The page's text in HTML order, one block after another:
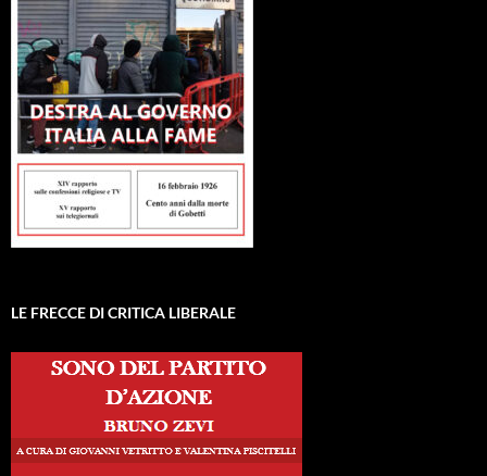
LE FRECCE DI CRITICA LIBERALE